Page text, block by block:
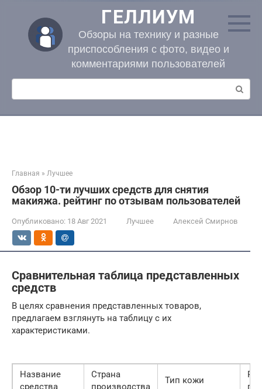
контенту
ГЕЛЛИУМ
Обзоры на технику и разные
приспособления с фото, видео и
комментариями пользователей
Поиск:
Главная » Лучшее
Обзор 10-ти лучших средств для снятия
макияжа. рейтинг по отзывам пользователей
Опубликовано: 18 Авг 2021 Лучшее Алексей Смирнов
Сравнительная таблица представленных
средств
В целях сравнения представленных товаров,
предлагаем взглянуть на таблицу с их
характеристиками.
Название
средства
Страна
производства
Тип кожи